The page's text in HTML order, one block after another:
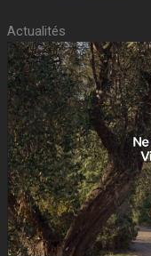
Actualités